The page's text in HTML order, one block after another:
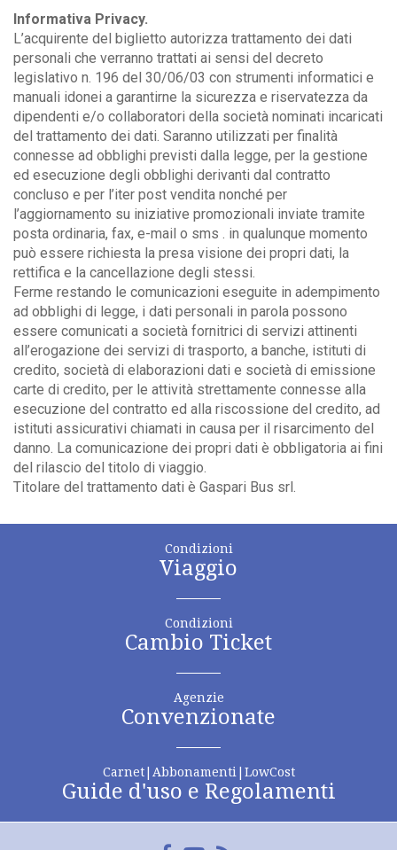
Informativa Privacy.
L’acquirente del biglietto autorizza trattamento dei dati
personali che verranno trattati ai sensi del decreto
legislativo n. 196 del 30/06/03 con strumenti informatici e
manuali idonei a garantirne la sicurezza e riservatezza da
dipendenti e/o collaboratori della società nominati incaricati
del trattamento dei dati. Saranno utilizzati per finalità
connesse ad obblighi previsti dalla legge, per la gestione
ed esecuzione degli obblighi derivanti dal contratto
concluso e per l’iter post vendita nonché per
l’aggiornamento su iniziative promozionali inviate tramite
posta ordinaria, fax, e-mail o sms . in qualunque momento
può essere richiesta la presa visione dei propri dati, la
rettifica e la cancellazione degli stessi.
Ferme restando le comunicazioni eseguite in adempimento
ad obblighi di legge, i dati personali in parola possono
essere comunicati a società fornitrici di servizi attinenti
all’erogazione dei servizi di trasporto, a banche, istituti di
credito, società di elaborazioni dati e società di emissione
carte di credito, per le attività strettamente connesse alla
esecuzione del contratto ed alla riscossione del credito, ad
istituti assicurativi chiamati in causa per il risarcimento del
danno. La comunicazione dei propri dati è obbligatoria ai fini
del rilascio del titolo di viaggio.
Titolare del trattamento dati è Gaspari Bus srl.
Condizioni
Viaggio
Condizioni
Cambio Ticket
Agenzie
Convenzionate
Carnet|Abbonamenti|LowCost
Guide d'uso e Regolamenti